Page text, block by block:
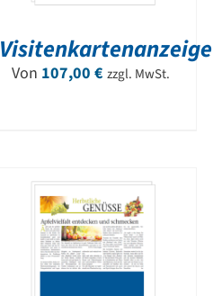
Visitenkartenanzeige
Von 107,00 € zzgl. MwSt.